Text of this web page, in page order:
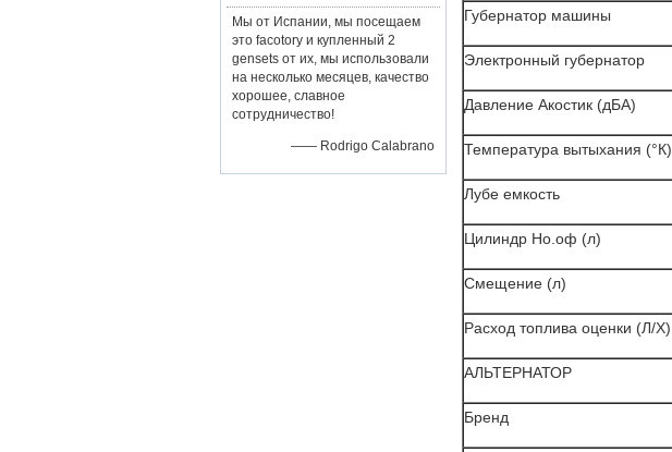
Мы от Испании, мы посещаем
это facotory и купленный 2
gensets от их, мы использовали
на несколько месяцев, качество
хорошее, славное
сотрудничество!
—— Rodrigo Calabrano
Губернатор машины
Электронный губернатор
Давление Акостик (дБА)
Температура вытыхания (°К)
Лубе емкость
Цилиндр Но.оф (л)
Смещение (л)
Расход топлива оценки (Л/Х)
АЛЬТЕРНАТОР
Бренд